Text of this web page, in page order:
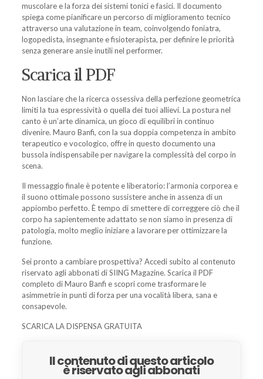
muscolare e la forza dei sistemi tonici e fasici. Il documento
spiega come pianificare un percorso di miglioramento tecnico
attraverso una valutazione in team, coinvolgendo foniatra,
logopedista, insegnante e fisioterapista, per definire le priorità
senza generare ansie inutili nel performer.
Scarica il PDF
Non lasciare che la ricerca ossessiva della perfezione geometrica
limiti la tua espressività o quella dei tuoi allievi. La postura nel
canto è un’arte dinamica, un gioco di equilibri in continuo
divenire. Mauro Banfi, con la sua doppia competenza in ambito
terapeutico e vocologico, offre in questo documento una
bussola indispensabile per navigare la complessità del corpo in
scena.
Il messaggio finale è potente e liberatorio: l’armonia corporea e
il suono ottimale possono sussistere anche in assenza di un
appiombo perfetto. È tempo di smettere di correggere ciò che il
corpo ha sapientemente adattato se non siamo in presenza di
patologia, molto meglio iniziare a lavorare per ottimizzare la
funzione.
Sei pronto a cambiare prospettiva? Accedi subito al contenuto
riservato agli abbonati di SIING Magazine. Scarica il PDF
completo di Mauro Banfi e scopri come trasformare le
asimmetrie in punti di forza per una vocalità libera, sana e
consapevole.
SCARICA LA DISPENSA GRATUITA
Il contenuto di questo articolo
è riservato agli abbonati